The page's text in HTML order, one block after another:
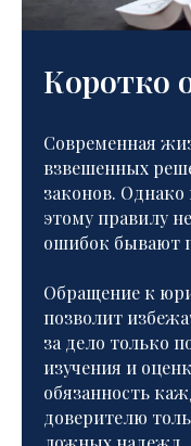
Коротко
Современная
взвешенных
законов.
этому правилу
ошибок бывают
Обращение к
позволит
за дело только
изучения и
обязанность
доверителю